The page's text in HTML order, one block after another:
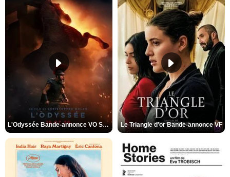
L'Odyssée Bande-annonce VO STFR Le Triangle d'or Bande-annonce VF